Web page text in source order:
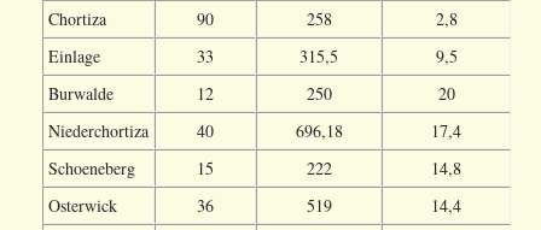
Chortiza
90 258
2,8
Einlage
33 315,5
9,5
Burwalde
12 250
20
Niederchortiza
40 696,18
17,4
Schoeneberg
15 222
14,8
Osterwick
36 519
14,4